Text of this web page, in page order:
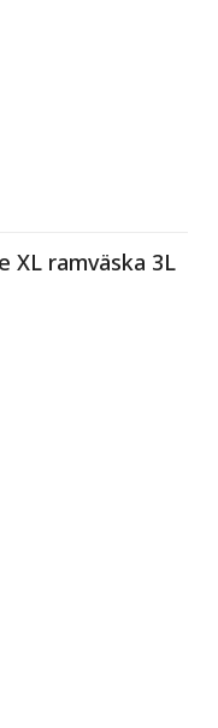
XL ramväska 3L